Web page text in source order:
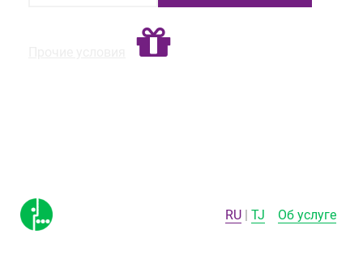
RU TJ Об услуге